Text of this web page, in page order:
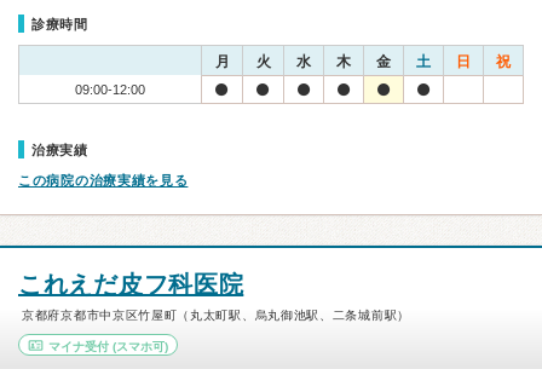
診療時間
月 火 水 木 金 土 日 祝
09:00-12:00
治療実績
この病院の治療実績を見る
これえだ皮フ科医院
京都府京都市中京区竹屋町（丸太町駅、烏丸御池駅、二条城前駅）
マイナ受付 (スマホ可)